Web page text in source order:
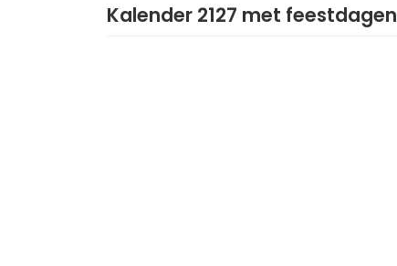
Kalender 2127 met feestdagen